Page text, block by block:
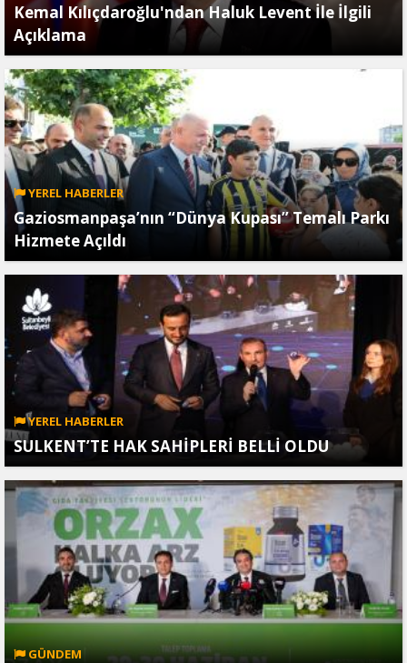
Kemal Kılıçdaroğlu'ndan Haluk Levent İle İlgili
Açıklama
YEREL HABERLER
Gaziosmanpaşa’nın “Dünya Kupası” Temalı Parkı
Hizmete Açıldı
YEREL HABERLER
SULKENT’TE HAK SAHİPLERİ BELLİ OLDU
GÜNDEM